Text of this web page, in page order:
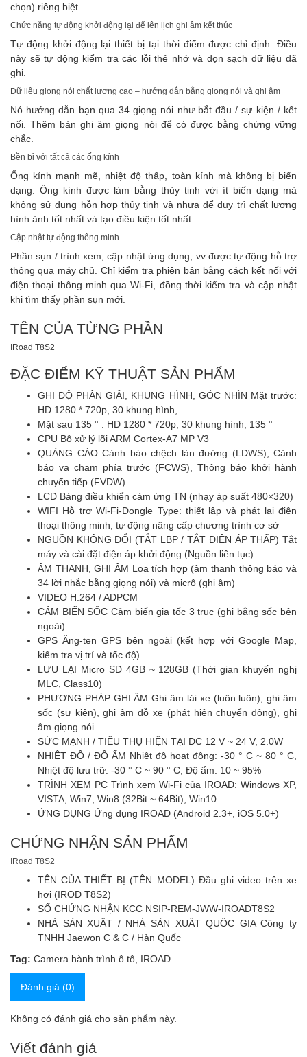
chọn) riêng biệt.
Chức năng tự động khởi động lại để lên lịch ghi âm kết thúc
Tự động khởi động lại thiết bị tại thời điểm được chỉ định. Điều
này sẽ tự động kiểm tra các lỗi thẻ nhớ và dọn sạch dữ liệu đã
ghi.
Dữ liệu giọng nói chất lượng cao – hướng dẫn bằng giọng nói và ghi âm
Nó hướng dẫn bạn qua 34 giọng nói như bắt đầu / sự kiện / kết
nối. Thêm bản ghi âm giọng nói để có được bằng chứng vững
chắc.
Bền bỉ với tất cả các ống kính
Ống kính mạnh mẽ, nhiệt độ thấp, toàn kính mà không bị biến
dạng. Ống kính được làm bằng thủy tinh với ít biến dạng mà
không sử dụng hỗn hợp thủy tinh và nhựa để duy trì chất lượng
hình ảnh tốt nhất và tạo điều kiện tốt nhất.
Cập nhật tự động thông minh
Phần sụn / trình xem, cập nhật ứng dụng, vv được tự động hỗ trợ
thông qua máy chủ. Chỉ kiểm tra phiên bản bằng cách kết nối với
điện thoại thông minh qua Wi-Fi, đồng thời kiểm tra và cập nhật
khi tìm thấy phần sụn mới.
TÊN CỦA TỪNG PHẦN
IRoad T8S2
ĐẶC ĐIỂM KỸ THUẬT SẢN PHẨM
GHI ĐỘ PHÂN GIẢI, KHUNG HÌNH, GÓC NHÌN Mặt trước:
HD 1280 * 720p, 30 khung hình,
Mặt sau 135 ° : HD 1280 * 720p, 30 khung hình, 135 °
CPU Bộ xử lý lõi ARM Cortex-A7 MP V3
QUẢNG CÁO Cảnh báo chệch làn đường (LDWS), Cảnh
báo va chạm phía trước (FCWS), Thông báo khởi hành
chuyển tiếp (FVDW)
LCD Bảng điều khiển cảm ứng TN (nhạy áp suất 480×320)
WIFI Hỗ trợ Wi-Fi-Dongle Type: thiết lập và phát lại điện
thoại thông minh, tự động nâng cấp chương trình cơ sở
NGUỒN KHÔNG ĐỔI (TẮT LBP / TẮT ĐIỆN ÁP THẤP) Tắt
máy và cài đặt điện áp khởi động (Nguồn liên tục)
ÂM THANH, GHI ÂM Loa tích hợp (âm thanh thông báo và
34 lời nhắc bằng giọng nói) và micrô (ghi âm)
VIDEO H.264 / ADPCM
CẢM BIẾN SỐC Cảm biến gia tốc 3 trục (ghi bằng sốc bên
ngoài)
GPS Ăng-ten GPS bên ngoài (kết hợp với Google Map,
kiểm tra vị trí và tốc độ)
LƯU LẠI Micro SD 4GB ~ 128GB (Thời gian khuyến nghị
MLC, Class10)
PHƯƠNG PHÁP GHI ÂM Ghi âm lái xe (luôn luôn), ghi âm
sốc (sự kiện), ghi âm đỗ xe (phát hiện chuyển động), ghi
âm giọng nói
SỨC MẠNH / TIÊU THỤ HIỆN TẠI DC 12 V ~ 24 V, 2.0W
NHIỆT ĐỘ / ĐỘ ẨM Nhiệt độ hoạt động: -30 ° C ~ 80 ° C,
Nhiệt độ lưu trữ: -30 ° C ~ 90 ° C, Độ ẩm: 10 ~ 95%
TRÌNH XEM PC Trình xem Wi-Fi của IROAD: Windows XP,
VISTA, Win7, Win8 (32Bit ~ 64Bit), Win10
ỨNG DỤNG Ứng dụng IROAD (Android 2.3+, iOS 5.0+)
CHỨNG NHẬN SẢN PHẨM
IRoad T8S2
TÊN CỦA THIẾT BỊ (TÊN MODEL) Đầu ghi video trên xe
hơi (IROD T8S2)
SỐ CHỨNG NHẬN KCC NSIP-REM-JWW-IROADT8S2
NHÀ SẢN XUẤT / NHÀ SẢN XUẤT QUỐC GIA Công ty
TNHH Jaewon C & C / Hàn Quốc
Tag: Camera hành trình ô tô IROAD
Đánh giá (0)
Không có đánh giá cho sản phẩm này.
Viết đánh giá